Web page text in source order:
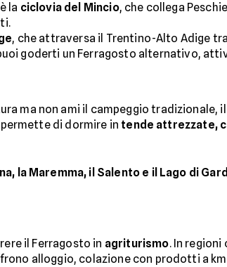
la ciclovia del Mincio, che collega
, che attraversa il Trentino-Alto Adige
goderti un Ferragosto alternativo,
ma non ami il campeggio tradizionale, il
di dormire in tende attrezzate,
la Maremma, il Salento e il Lago di
il Ferragosto in agriturismo. In regioni
alloggio, colazione con prodotti a